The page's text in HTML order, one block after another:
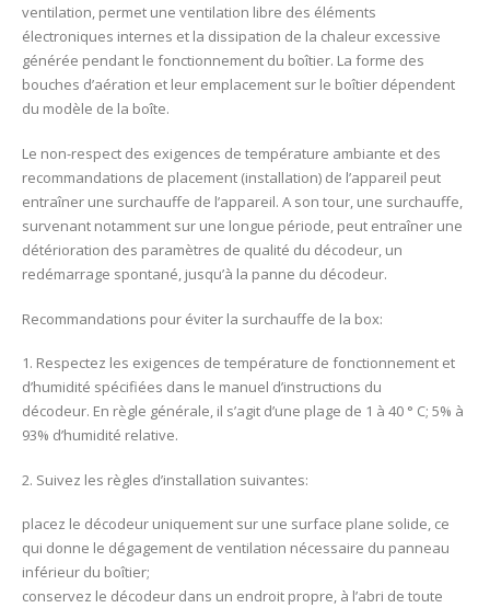
ventilation, permet une ventilation libre des éléments
électroniques internes et la dissipation de la chaleur excessive
générée pendant le fonctionnement du boîtier. La forme des
bouches d’aération et leur emplacement sur le boîtier dépendent
du modèle de la boîte.
Le non-respect des exigences de température ambiante et des
recommandations de placement (installation) de l’appareil peut
entraîner une surchauffe de l’appareil. A son tour, une surchauffe,
survenant notamment sur une longue période, peut entraîner une
détérioration des paramètres de qualité du décodeur, un
redémarrage spontané, jusqu’à la panne du décodeur.
Recommandations pour éviter la surchauffe de la box:
1. Respectez les exigences de température de fonctionnement et
d’humidité spécifiées dans le manuel d’instructions du
décodeur. En règle générale, il s’agit d’une plage de 1 à 40 ° C; 5% à
93% d’humidité relative.
2. Suivez les règles d’installation suivantes:
placez le décodeur uniquement sur une surface plane solide, ce
qui donne le dégagement de ventilation nécessaire du panneau
inférieur du boîtier;
conservez le décodeur dans un endroit propre, à l’abri de toute